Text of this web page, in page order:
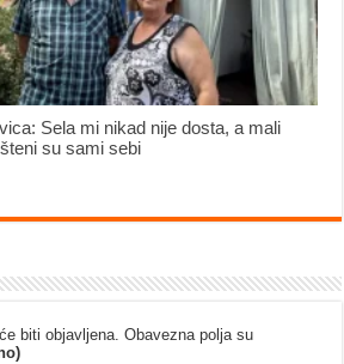
Sela mi nikad nije dosta, a mali
su sami sebi
biti objavljena. Obavezna polja su